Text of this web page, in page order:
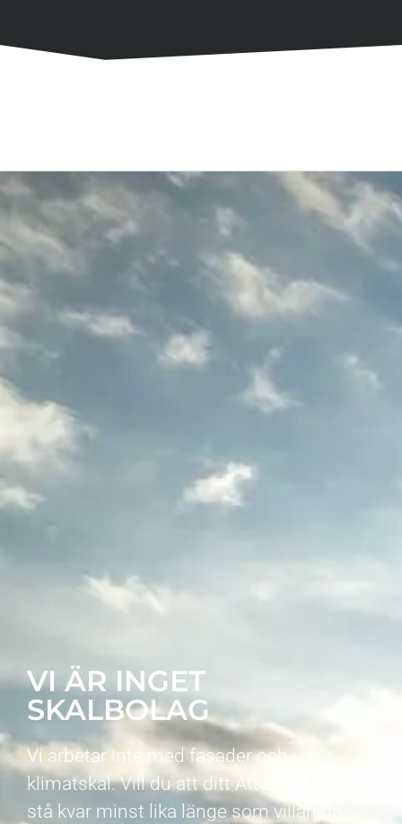
VI ÄR INGET
SKALBOLAG
Vi arbetar inte med fasader och
klimatskal. Vill du att ditt Attefallshus ska
stå kvar minst lika länge som villan på